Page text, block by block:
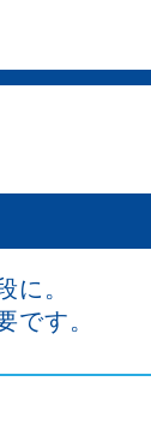
に。
です。